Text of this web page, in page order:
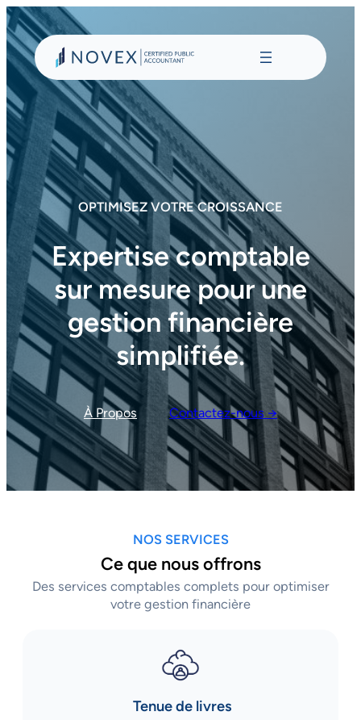
Aller
au
contenu
OPTIMISEZ VOTRE CROISSANCE
Expertise comptable
sur mesure pour une
gestion financière
simplifiée.
À Propos Contactez-nous →
NOS SERVICES
Ce que nous offrons
Des services comptables complets pour optimiser
votre gestion financière
Tenue de livres